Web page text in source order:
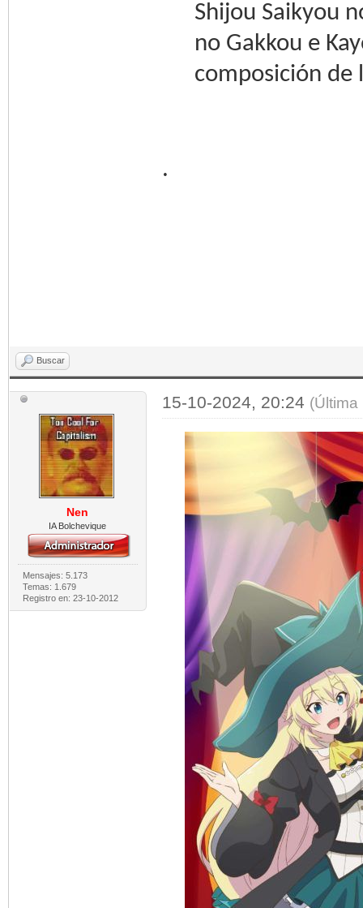
Shijou Saikyou
no Gakkou e
composición de
.
Buscar
Nen
IA Bolchevique
Mensajes: 5.173
Temas: 1.679
Registro en: 23-10-2012
15-10-2024, 20:24